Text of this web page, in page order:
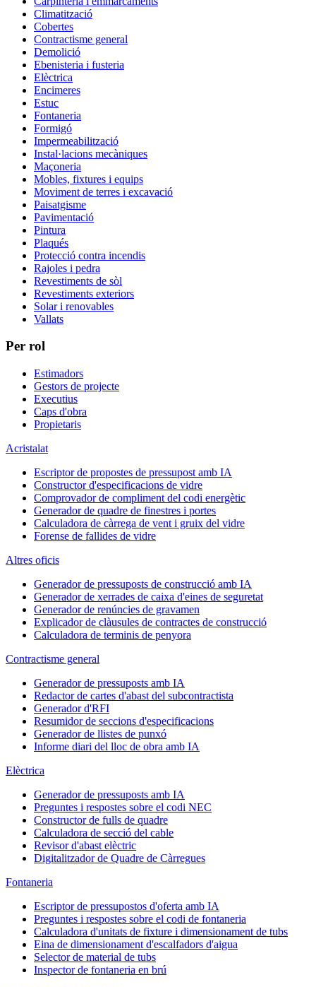
Climatització
Cobertes
Contractisme general
Demolició
Ebenisteria i fusteria
Elèctrica
Encimeres
Estuc
Fontaneria
Formigó
Impermeabilització
Instal·lacions mecàniques
Maçoneria
Mobles, fixtures i equips
Moviment de terres i excavació
Paisatgisme
Pavimentació
Pintura
Plaqués
Protecció contra incendis
Rajoles i pedra
Revestiments de sòl
Revestiments exteriors
Solar i renovables
Vallats
Per rol
Estimadors
Gestors de projecte
Executius
Caps d'obra
Propietaris
Acristalat
Escriptor de propostes de pressupost amb IA
Constructor d'especificacions de vidre
Comprovador de compliment del codi energètic
Generador de quadre de finestres i portes
Calculadora de càrrega de vent i gruix del vidre
Forense de fallides de vidre
Altres oficis
Generador de pressuposts de construcció amb IA
Generador de xerrades de caixa d'eines de seguretat
Generador de renúncies de gravamen
Explicador de clàusules de contractes de construcció
Calculadora de terminis de penyora
Contractisme general
Generador de pressuposts amb IA
Redactor de cartes d'abast del subcontractista
Generador d'RFI
Resumidor de seccions d'especificacions
Generador de llistes de punxó
Informe diari del lloc de obra amb IA
Elèctrica
Generador de pressuposts amb IA
Preguntes i respostes sobre el codi NEC
Constructor de fulls de quadre
Calculadora de secció del cable
Revisor d'abast elèctric
Digitalitzador de Quadre de Càrregues
Fontaneria
Escriptor de pressupostos d'oferta amb IA
Preguntes i respostes sobre el codi de fontaneria
Calculadora d'unitats de fixture i dimensionament de tubs
Eina de dimensionament d'escalfadors d'aigua
Selector de material de tubs
Inspector de fontaneria en brú